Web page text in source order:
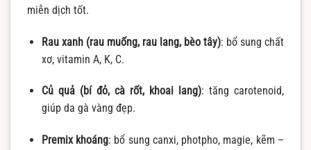
miễn dịch tốt.
Rau xanh (rau muống, rau lang, bèo tây): bổ sung chất
xơ, vitamin A, K, C.
Củ quả (bí đỏ, cà rốt, khoai lang): tăng carotenoid,
giúp da gà vàng đẹp.
Premix khoáng: bổ sung canxi, photpho, magie, kẽm –